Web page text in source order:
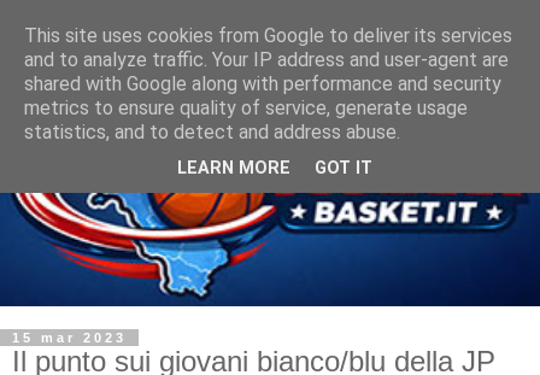
15 mar 2023
Il punto sui giovani bianco/blu della JP
This site uses cookies from Google to deliver its services
and to analyze traffic. Your IP address and user-agent are
shared with Google along with performance and security
metrics to ensure quality of service, generate usage
statistics, and to detect and address abuse.
LEARN MORE GOT IT